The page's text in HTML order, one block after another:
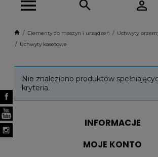
Elementy do maszyn i urządzeń
Uchwyty
Uchwyty kasetowe
Nie znaleziono produktów
kryteria.
INFORMACJE
MOJE KONTO